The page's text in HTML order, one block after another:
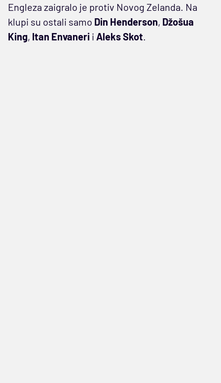
Engleza zaigralo je protiv Novog Zelanda. Na
klupi su ostali samo Din Henderson, Džošua
King, Itan Envaneri i Aleks Skot.